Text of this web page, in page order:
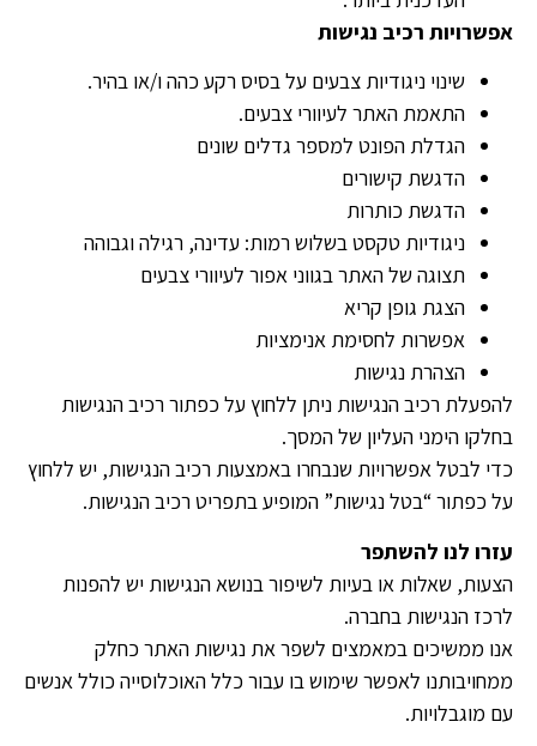
אפשרויות רכיב נגישות
שינוי ניגודיות צבעים על בסיס רקע כהה ו/או בהיר.
התאמת האתר לעיוורי צבעים.
הגדלת הפונט למספר גדלים שונים
הדגשת קישורים
הדגשת כותרות
ניגודיות טקסט בשלוש רמות: עדינה, רגילה וגבוהה
תצוגה של האתר בגווני אפור לעיוורי צבעים
הצגת גופן קריא
אפשרות לחסימת אנימציות
הצהרת נגישות
להפעלת רכיב הנגישות ניתן ללחוץ על כפתור רכיב הנגישות
בחלקו הימני העליון של המסך.
כדי לבטל אפשרויות שנבחרו באמצעות רכיב הנגישות, יש ללחוץ
על כפתור “בטל נגישות” המופיע בתפריט רכיב הנגישות.
עזרו לנו להשתפר
הצעות, שאלות או בעיות לשיפור בנושא הנגישות יש להפנות
לרכז הנגישות בחברה.
אנו ממשיכים במאמצים לשפר את נגישות האתר כחלק
ממחויבותנו לאפשר שימוש בו עבור כלל האוכלוסייה כולל אנשים
עם מוגבלויות.